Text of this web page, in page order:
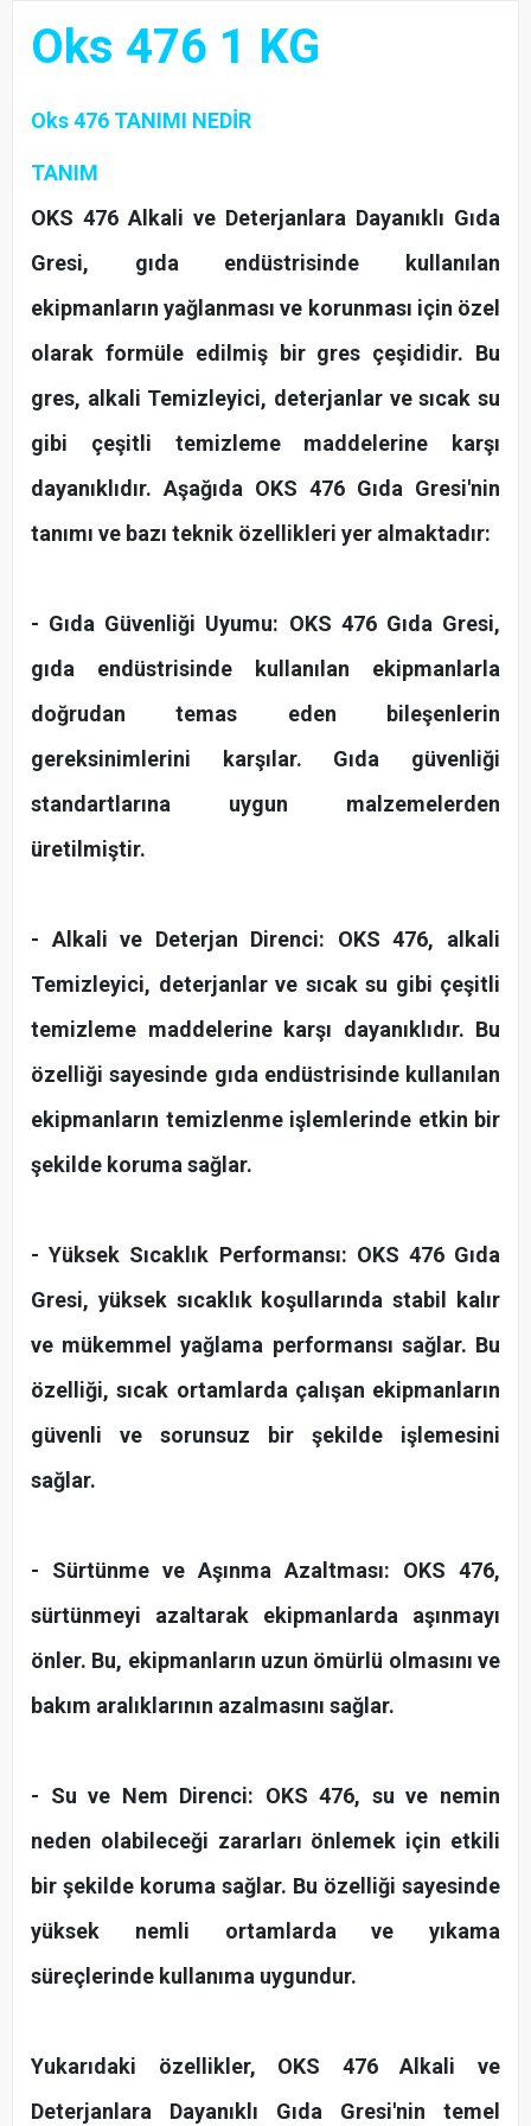
Oks 476 1 KG
Oks 476 TANIMI NEDİR
TANIM
OKS 476 Alkali ve Deterjanlara Dayanıklı Gıda
Gresi, gıda endüstrisinde kullanılan
ekipmanların yağlanması ve korunması için özel
olarak formüle edilmiş bir gres çeşididir. Bu
gres, alkali Temizleyici, deterjanlar ve sıcak su
gibi çeşitli temizleme maddelerine karşı
dayanıklıdır. Aşağıda OKS 476 Gıda Gresi'nin
tanımı ve bazı teknik özellikleri yer almaktadır:
- Gıda Güvenliği Uyumu: OKS 476 Gıda Gresi,
gıda endüstrisinde kullanılan ekipmanlarla
doğrudan temas eden bileşenlerin
gereksinimlerini karşılar. Gıda güvenliği
standartlarına uygun malzemelerden
üretilmiştir.
- Alkali ve Deterjan Direnci: OKS 476, alkali
Temizleyici, deterjanlar ve sıcak su gibi çeşitli
temizleme maddelerine karşı dayanıklıdır. Bu
özelliği sayesinde gıda endüstrisinde kullanılan
ekipmanların temizlenme işlemlerinde etkin bir
şekilde koruma sağlar.
- Yüksek Sıcaklık Performansı: OKS 476 Gıda
Gresi, yüksek sıcaklık koşullarında stabil kalır
ve mükemmel yağlama performansı sağlar. Bu
özelliği, sıcak ortamlarda çalışan ekipmanların
güvenli ve sorunsuz bir şekilde işlemesini
sağlar.
- Sürtünme ve Aşınma Azaltması: OKS 476,
sürtünmeyi azaltarak ekipmanlarda aşınmayı
önler. Bu, ekipmanların uzun ömürlü olmasını ve
bakım aralıklarının azalmasını sağlar.
- Su ve Nem Direnci: OKS 476, su ve nemin
neden olabileceği zararları önlemek için etkili
bir şekilde koruma sağlar. Bu özelliği sayesinde
yüksek nemli ortamlarda ve yıkama
süreçlerinde kullanıma uygundur.
Yukarıdaki özellikler, OKS 476 Alkali ve
Deterjanlara Dayanıklı Gıda Gresi'nin temel